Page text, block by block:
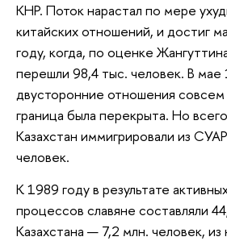
КНР. Поток нарастал по мере
китайских отношений, и достиг
году, когда, по оценке
перешли 98,4 тыс. человек. В мае
двусторонние отношения совсем
граница была перекрыта. Но
Казахстан иммигрировали из
человек.
К 1989 году в результате
процессов славяне составляли
Казахстана — 7,2 млн. человек, из